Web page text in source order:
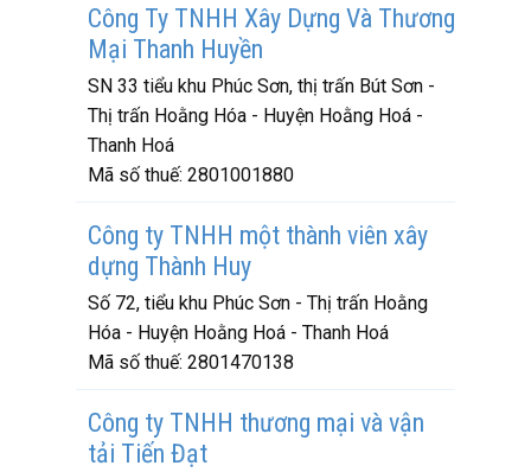
Công Ty TNHH Xây Dựng Và Thương
Mại Thanh Huyền
SN 33 tiểu khu Phúc Sơn, thị trấn Bút Sơn -
Thị trấn Hoằng Hóa - Huyện Hoằng Hoá -
Thanh Hoá
Mã số thuế: 2801001880
Công ty TNHH một thành viên xây
dựng Thành Huy
Số 72, tiểu khu Phúc Sơn - Thị trấn Hoằng
Hóa - Huyện Hoằng Hoá - Thanh Hoá
Mã số thuế: 2801470138
Công ty TNHH thương mại và vận
tải Tiến Đạt